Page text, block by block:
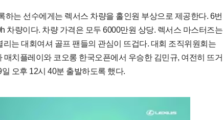
는 선수에게는 렉서스 차량을 홀인원 부상으로 제공한다. 6번
차량이다. 차량 가격은 모두 6000만원 상당. 렉서스 마스터즈는
는 대회여셔 골프 팬들의 관심이 뜨겁다. 대회 조직위원회는
치플레이와 코오롱 한국오픈에서 우승한 김민규, 여전히 뜨거
오후 12시 40분 출발하도록 했다.